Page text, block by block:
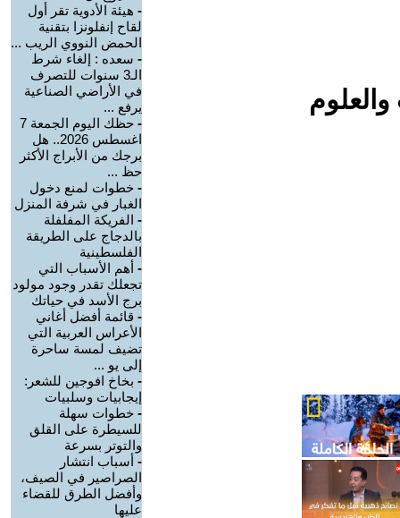
- هيئة الأدوية تقر أول
لقاح إنفلونزا بتقنية
الحمض النووي الريب ...
- سعده : إلغاء شرط
الـ3 سنوات للتصرف
في الأراضي الصناعية
يرفع ...
-
حظك اليوم الجمعة 7
اغسطس 2026.. هل
برجك من الأبراج الأكثر
حظ ...
- خطوات لمنع دخول
الغبار في شرفة المنزل
- الفريكة المفلفلة
بالدجاج على الطريقة
الفلسطينية
- أهم الأسباب التي
تجعلك تقدر وجود مولود
برج الأسد في حياتك
- قائمة أفضل أغاني
الأعراس العربية التي
تضيف لمسة ساحرة
إلى يو ...
- بخاخ افوجين للشعر:
إيجابيات وسلبيات
- خطوات سهلة
للسيطرة على القلق
والتوتر بسرعة
- أسباب انتشار
الصراصير في الصيف،
وأفضل الطرق للقضاء
عليها